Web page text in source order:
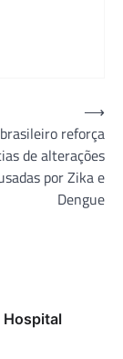
reforça
de alterações
por Zika e
Dengue
⟶
Hospital